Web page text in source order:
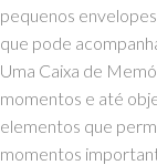
pequenos
que pode
Uma Caixa de
momentos e até
elementos que
momentos